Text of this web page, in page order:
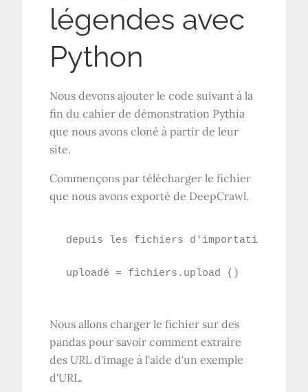
légendes avec
Python
Nous devons ajouter le code suivant à la
fin du cahier de démonstration Pythia
que nous avons cloné à partir de leur
site.
Commençons par télécharger le fichier
que nous avons exporté de DeepCrawl.
depuis les fichiers d'importation
uploadé = fichiers.upload ()
Nous allons charger le fichier sur des
pandas pour savoir comment extraire
des URL d'image à l'aide d'un exemple
d'URL.